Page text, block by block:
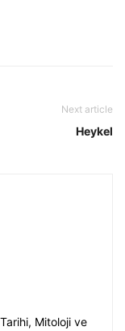
Next article
Heykel
Mitoloji ve